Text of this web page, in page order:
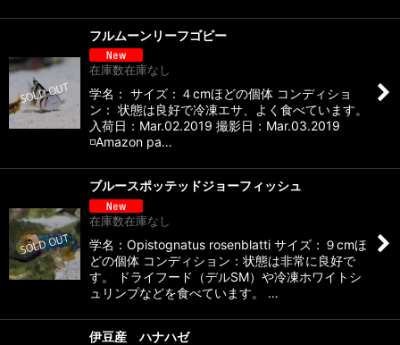
フルムーンリーフゴビー
在庫数在庫なし
学名： サイズ：４cmほどの個体 コンディショ
ン： 状態は良好で冷凍エサ、よく食べています。
入荷日：Mar.02.2019 撮影日：Mar.03.2019
◽️Amazon pa…
ブルースポッテッドジョーフィッシュ
在庫数在庫なし
学名：Opistognatus rosenblatti サイズ：９cmほ
どの個体 コンディション：状態は非常に良好で
す。 ドライフード（デルSM）や冷凍ホワイトシ
ュリンプなどを食べています。 …
伊豆産 ハナハゼ